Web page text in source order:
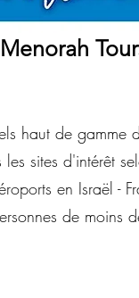
haut de gamme
sites d'intérêt
en Israël -
de moins